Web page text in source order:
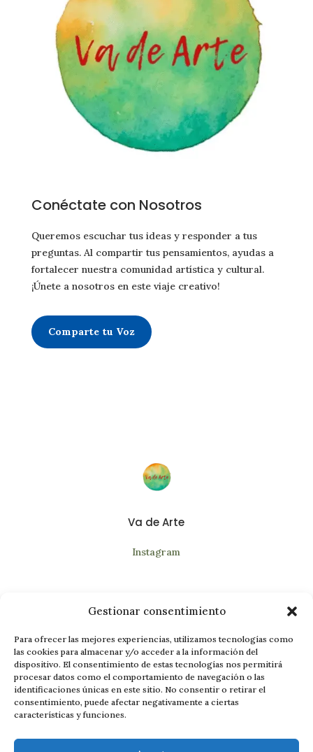
Gestionar consentimiento
Para ofrecer las mejores experiencias, utilizamos tecnologías como
las cookies para almacenar y/o acceder a la información del
dispositivo. El consentimiento de estas tecnologías nos permitirá
procesar datos como el comportamiento de navegación o las
identificaciones únicas en este sitio. No consentir o retirar el
consentimiento, puede afectar negativamente a ciertas
características y funciones.
Conéctate con Nosotros
Queremos escuchar tus ideas y responder a tus
preguntas. Al compartir tus pensamientos, ayudas a
fortalecer nuestra comunidad artística y cultural.
¡Únete a nosotros en este viaje creativo!
Comparte tu Voz
Va de Arte
Instagram
© 2026 El Paraguero SL. Todos los derechos
reservados.
Política de Cookies